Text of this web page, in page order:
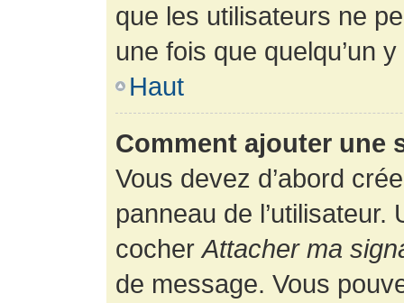
que les utilisateurs ne
une fois que quelqu’un
Haut
Comment ajouter une
Vous devez d’abord
panneau de
cocherAttacher ma
de message. Vous